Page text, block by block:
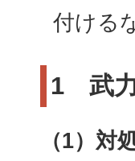
付ける
1 武力
（1）対